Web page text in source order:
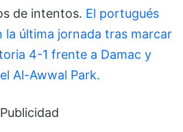
de intentos. El portugués
la última jornada tras marcar
4-1 frente a Damac y
Al-Awwal Park.
Publicidad